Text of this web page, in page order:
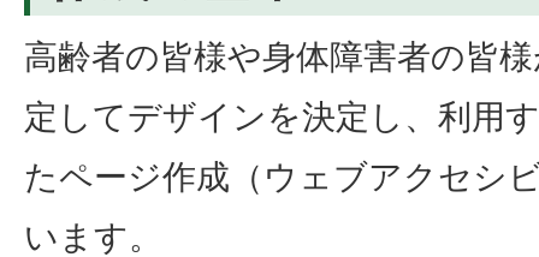
高齢者の皆様や身体障害者の皆
定してデザインを決定し、利用
たページ作成（ウェブアクセシ
います。